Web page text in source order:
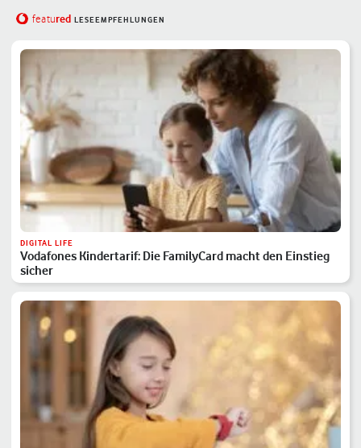
featured LESEEMPFEHLUNGEN
DIGITAL LIFE
Vodafones Kindertarif: Die FamilyCard macht den Einstieg
sicher